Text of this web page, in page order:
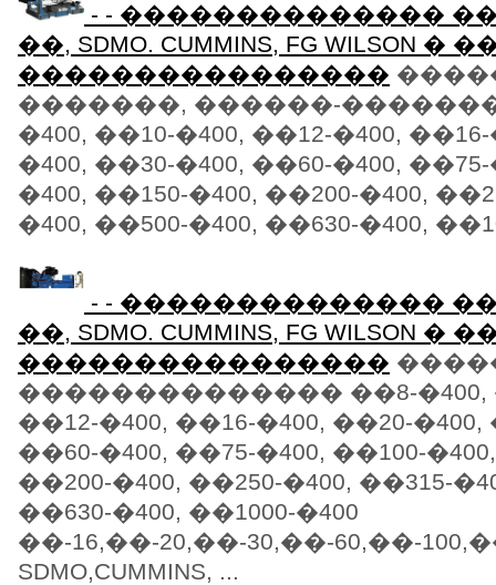
- - ��������������
��, SDMO. CUMMINS, FG WILSON
����������������
�������, ������-
�400, ��10-�400, ��12-�400,
�400, ��30-�400, ��60-�400, ��75-
�400, ��150-�400, ��200-�400,
�400, ��500-�400, ��630-�400,
- - ��������������
��, SDMO. CUMMINS, FG WILSON
����������������
�������������� ��8-�400,
��12-�400, ��16-�400, ��20-�400,
��60-�400, ��75-�400, ��100-
��200-�400, ��250-�400, ��315-
��630-�400, ��1000-�400
��-16,��-20,��-30,��-60,��-
SDMO,CUMMINS, ...